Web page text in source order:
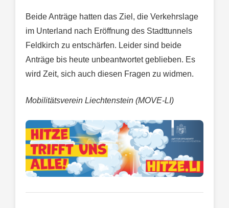
Beide Anträge hatten das Ziel, die Verkehrslage
im Unterland nach Eröffnung des Stadttunnels
Feldkirch zu entschärfen. Leider sind beide
Anträge bis heute unbeantwortet geblieben. Es
wird Zeit, sich auch diesen Fragen zu widmen.
Mobilitätsverein Liechtenstein (MOVE-LI)